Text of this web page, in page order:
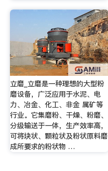
立磨_立磨是一种理想的大型粉
磨设备，广泛应用于水泥、电
力、冶金、化工、非金 属矿等
行业。它集磨粉、干燥、粉磨、
分级输送于一体，生产效率高，
可将块状、颗粒状及粉状原料磨
成所要求的粉状物 …